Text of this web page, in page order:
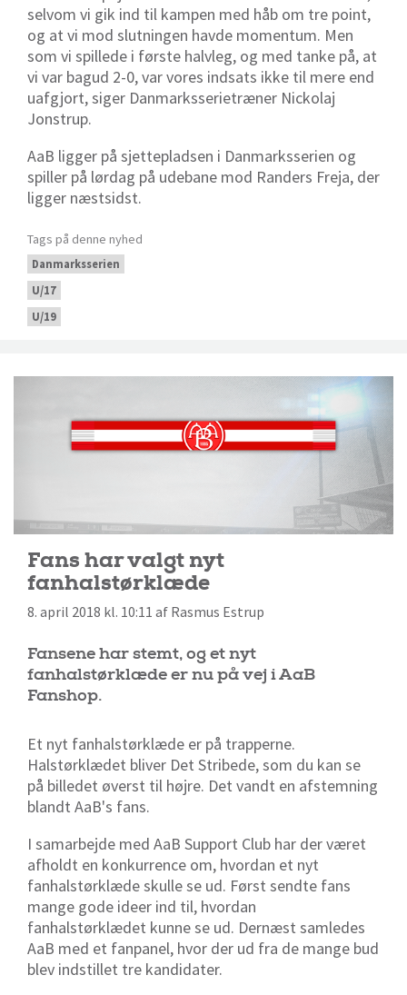
selvom vi gik ind til kampen med håb om tre point,
og at vi mod slutningen havde momentum. Men
som vi spillede i første halvleg, og med tanke på, at
vi var bagud 2-0, var vores indsats ikke til mere end
uafgjort, siger Danmarksserietræner Nickolaj
Jonstrup.
AaB ligger på sjettepladsen i Danmarksserien og
spiller på lørdag på udebane mod Randers Freja, der
ligger næstsidst.
Tags på denne nyhed
Danmarksserien
U/17
U/19
Fans har valgt nyt
fanhalstørklæde
8. april 2018 kl. 10:11 af Rasmus Estrup
Fansene har stemt, og et nyt
fanhalstørklæde er nu på vej i AaB
Fanshop.
Et nyt fanhalstørklæde er på trapperne.
Halstørklædet bliver Det Stribede, som du kan se
på billedet øverst til højre. Det vandt en afstemning
blandt AaB's fans.
I samarbejde med AaB Support Club har der været
afholdt en konkurrence om, hvordan et nyt
fanhalstørklæde skulle se ud. Først sendte fans
mange gode ideer ind til, hvordan
fanhalstørklædet kunne se ud. Dernæst samledes
AaB med et fanpanel, hvor der ud fra de mange bud
blev indstillet tre kandidater.